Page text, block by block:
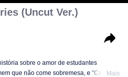
(Uncut Ver.)
sobre o amor de estudantes
que não come sobremesa, e "Cake",Mais